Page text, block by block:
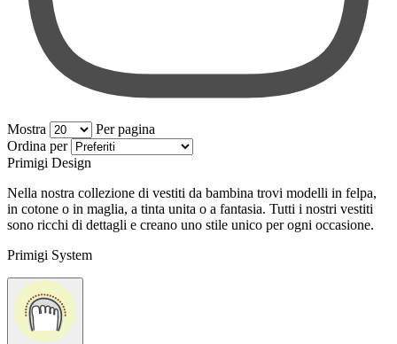
Mostra
Per pagina
per pagina
Ordina per
Primigi Design
Nella nostra collezione di vestiti da bambina trovi modelli in felpa,
in cotone o in maglia, a tinta unita o a fantasia. Tutti i nostri vestiti
sono ricchi di dettagli e creano uno stile unico per ogni occasione.
Primigi System